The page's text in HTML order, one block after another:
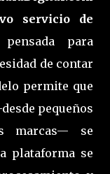
servicio de
para
de contar
permite que
pequeños
marcas— se
plataforma se